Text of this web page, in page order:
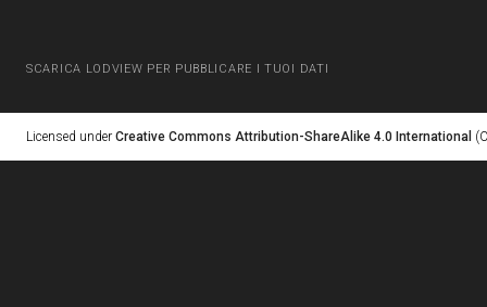
SCARICA LODVIEW PER PUBBLICARE I TUOI DATI
Licensed under Creative Commons Attribution-ShareAlike 4.0 International